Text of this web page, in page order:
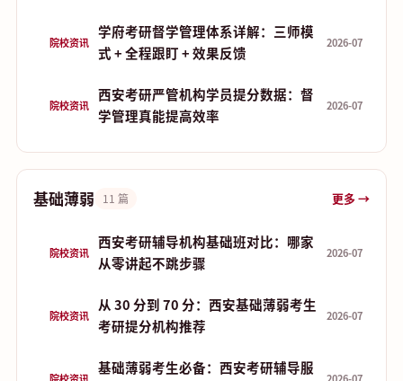
院校资讯
学府考研督学管理体系详解：三师模
式 + 全程跟盯 + 效果反馈
2026-07
院校资讯
西安考研严管机构学员提分数据：督
学管理真能提高效率
2026-07
基础薄弱 11 篇 更多 →
院校资讯
西安考研辅导机构基础班对比：哪家
从零讲起不跳步骤
2026-07
院校资讯
从 30 分到 70 分：西安基础薄弱考生
考研提分机构推荐
2026-07
基础薄弱考生必备：西安考研辅导服